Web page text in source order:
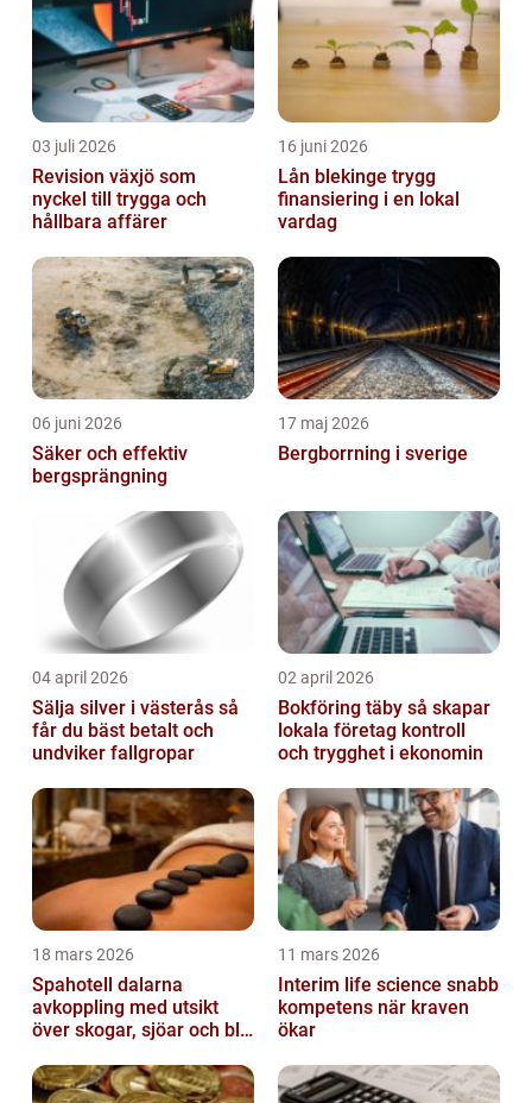
03 juli 2026
Revision växjö som
nyckel till trygga och
hållbara affärer
16 juni 2026
Lån blekinge trygg
finansiering i en lokal
vardag
06 juni 2026
Säker och effektiv
bergsprängning
17 maj 2026
Bergborrning i sverige
04 april 2026
Sälja silver i västerås så
får du bäst betalt och
undviker fallgropar
02 april 2026
Bokföring täby så skapar
lokala företag kontroll
och trygghet i ekonomin
18 mars 2026
Spahotell dalarna
avkoppling med utsikt
över skogar, sjöar och blå
11 mars 2026
Interim life science snabb
kompetens när kraven
ökar